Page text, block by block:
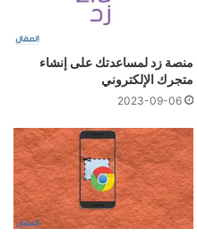
منصة زد لمساعدتك على إنشاء
متجرك الإلكتروني
2023-09-06